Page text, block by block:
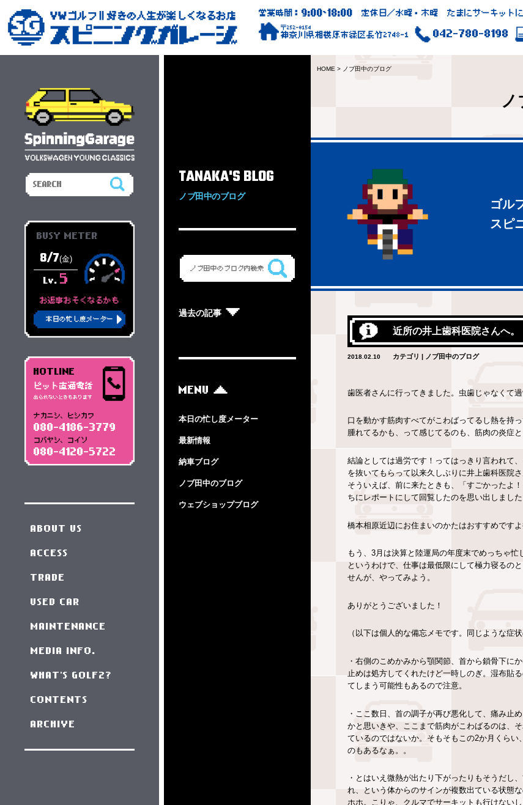
営業時間：9:00~18:00 定休日／水曜・木曜 たまにサーキット
〒252-0154
神奈川県相模原市緑区長竹2748-1 042-780-8198
TANAKA'S BLOG
ノブ田中のブログ
過去の記事
MENU
本日の忙し度メーター
最新情報
納車ブログ
ノブ田中のブログ
ウェブショップブログ
HOME > ノブ田中のブログ
ゴル
スピ
近所の井上歯科医院さんへ。
2018.02.10 カテゴリ | ノブ田中のブログ
歯医者さんに行ってきました。虫歯じゃなくて
口を動かす筋肉すべてがこわばってるし熱を持
腫れてるかも、って感じてるのも、筋肉の炎症
結論としては過労です！ってはっきり言われて
を抜いてもらって以来久しぶりに井上歯科医院
そういえば、前に来たときも、「すごかったよ
ちにレポートにして回覧したのを思い出しました
橋本相原近辺にお住まいのかたはおすすめですよ
もう、3月は決算と陸運局の年度末でめっちゃ
というわけで、仕事は最低限にして極力寝るの
せんが、やってみよう。
ありがとうございました！
（以下は個人的な備忘メモです。同じような症
・右側のこめかみから顎関節、首から鎖骨下に
止めは処方してくれたけど一時しのぎ。湿布貼
てしまう可能性もあるので注意。
・ここ数日、首の調子が再び悪化して、痛み止
かと思いきや、ここまで筋肉がこわばるのは、
ているのではないか。そもそもこの2か月くら
のもあるなぁ。。
・とはいえ微熱が出たり下がったりもそうだし
れ、という体からのサインが複数出ている状態
ホホ。こりゃ、クルマでサーキットも行けない
BUSY METER
8/7(金)
Lv. 5
お返事おそくなるかも
本日の忙し度メーター
HOTLINE
ピット直通電話
出られないときもあります
ナカニシ、ヒシカワ
080-4186-3779
コバヤシ、コイソ
080-4120-5722
ABOUT US
ACCESS
TRADE
USED CAR
MAINTENANCE
MEDIA INFO.
WHAT'S GOLF2?
CONTENTS
ARCHIVE